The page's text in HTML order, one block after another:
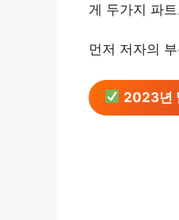
게 두가지 파
먼저 저자의
2023년